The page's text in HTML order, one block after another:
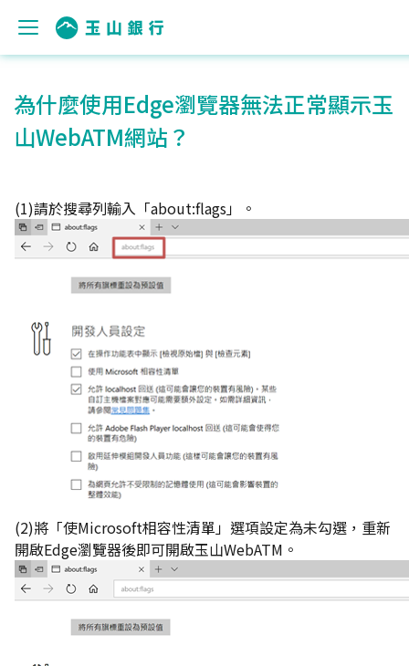
為什麼使用Edge瀏覽器無法正常顯示玉
山WebATM網站？
(1)請於搜尋列輸入「about:flags」。
(2)將「使Microsoft相容性清單」選項設定為未勾選，重新
開啟Edge瀏覽器後即可開啟玉山WebATM。